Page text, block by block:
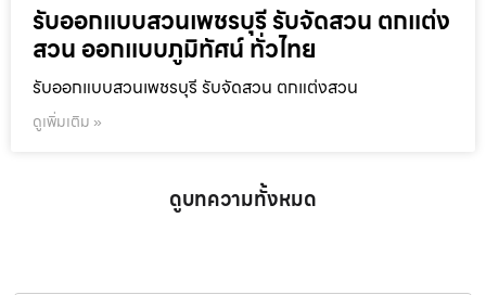
รับออกแบบสวนเพชรบุรี รับจัดสวน ตกแต่ง
สวน ออกแบบภูมิทัศน์ ทั่วไทย
รับออกแบบสวนเพชรบุรี รับจัดสวน ตกแต่งสวน
ดูเพิ่มเติม »
ดูบทความทั้งหมด